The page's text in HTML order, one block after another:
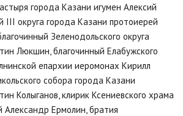
города Казани игумен Алексий
III округа города Казани протоиерей
Зеленодольского округа
Люкшин, благочинный Елабужского
епархии иеромонах Кирилл
собора города Казани
Колыганов, клирик Ксениевского храма
Александр Ермолин, братия